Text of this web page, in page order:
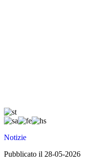
Notizie
Pubblicato il 28-05-2026